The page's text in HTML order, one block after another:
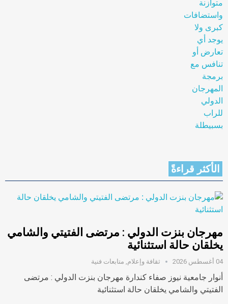
الأكثر قراءةً
مهرجان بنزت الدولي : مرتضى الفتيتي والشامي
يخلقان حالة استثنائية
04 أغسطس 2026 ثقافة وإعلام متابعات فنية
أنوار جامعية نيوز صفاء كندارة مهرجان بنزت الدولي : مرتضى
الفتيتي والشامي يخلقان حالة استثنائية